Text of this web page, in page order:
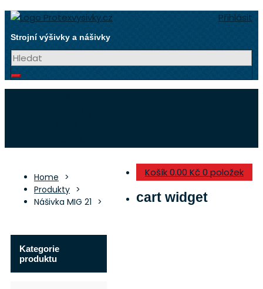
Přeskočit
obsah
Přihlásit
Strojní výšivky a nášivky
Košík0.00 Kč0 položek
cart widget
Home
Produkty
Nášivka MIG 21
Kategorie
produktu